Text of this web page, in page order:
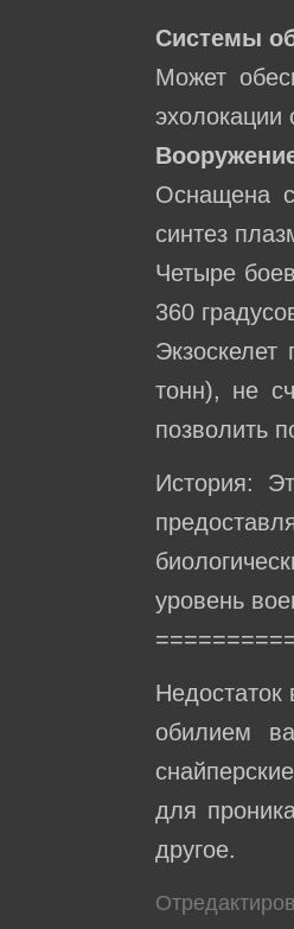
Системы
Может
Оснащена
синтез
Четыре
360
тонн), не
позволить
История:
уровень
Недостаток
обилием
для
другое.